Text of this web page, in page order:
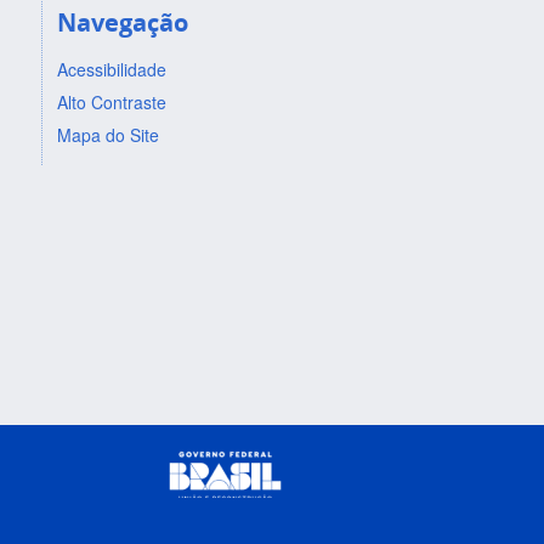
Navegação
Acessibilidade
Alto Contraste
Mapa do Site